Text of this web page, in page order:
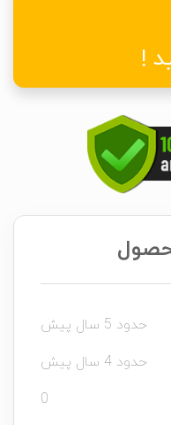
!
حدود 5 سال پیش
حدود 4 سال پیش
0